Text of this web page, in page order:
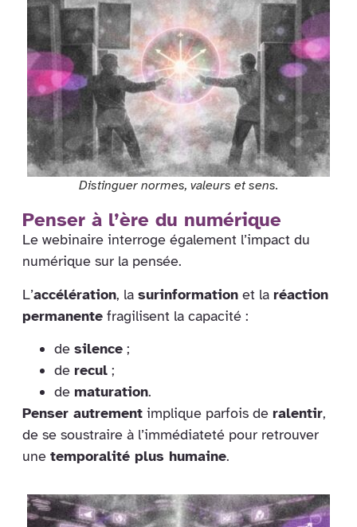
Distinguer normes, valeurs et sens.
Penser à l’ère du numérique
Le webinaire interroge également l’impact du
numérique sur la pensée.
L’accélération, la surinformation et la réaction
permanente fragilisent la capacité :
de silence ;
de recul ;
de maturation.
Penser autrement implique parfois de ralentir,
de se soustraire à l’immédiateté pour retrouver
une temporalité plus humaine.